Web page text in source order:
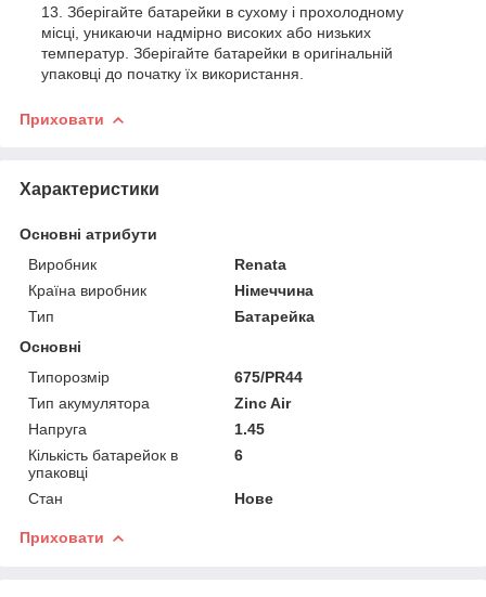
Зберігайте батарейки в сухому і прохолодному
місці, уникаючи надмірно високих або низьких
температур. Зберігайте батарейки в оригінальній
упаковці до початку їх використання.
Приховати
Характеристики
Основні атрибути
Виробник
Renata
Країна виробник
Німеччина
Тип
Батарейка
Основні
Типорозмір
675/PR44
Тип акумулятора
Zinc Air
Напруга
1.45
Кількість батарейок в
упаковці
6
Стан Нове
Приховати